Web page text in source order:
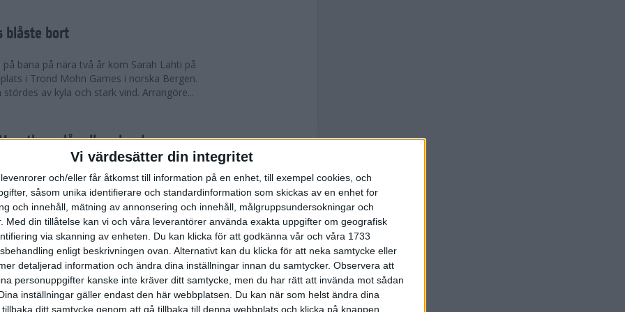
Vi värdesätter din integritet
och/eller får åtkomst till information på en enhet, till exempel cookies, och
såsom unika identifierare och standardinformation som skickas av en enhet for
och innehåll, mätning av annonsering och innehåll, målgruppsundersokningar och
Med din tillåtelse kan vi och våra leverantörer använda exakta uppgifter om geografisk
via skanning av enheten. Du kan klicka för att godkänna vår och våra 1733
enligt beskrivningen ovan. Alternativt kan du klicka för att neka samtycke eller
detaljerad information och ändra dina inställningar innan du samtycker. Observera att
personuppgifter kanske inte kräver ditt samtycke, men du har rätt att invända mot sådan
inställningar gäller endast den här webbplatsen. Du kan när som helst ändra dina
ditt samtycke genom att gå tillbaka till denna webbplats och klicka på knappen
blåste bort
bana på nära två år kom Sarah Lahti på
i Trond Mohn Games i norska Bergen.
av kyla och stark vind. Arrangöre...
slår alla rekord
i mål. Rekord i båda fallen. Det är 1863 fler
på adidas Stockholm Marathon. Och trots de
sjukdomsfall.
och dubbelt Etiopien i
Stockholm Marathon 2025
Marathon vanns i herrklassen av Onemus
och av Shewarge Alene från Etiopien i